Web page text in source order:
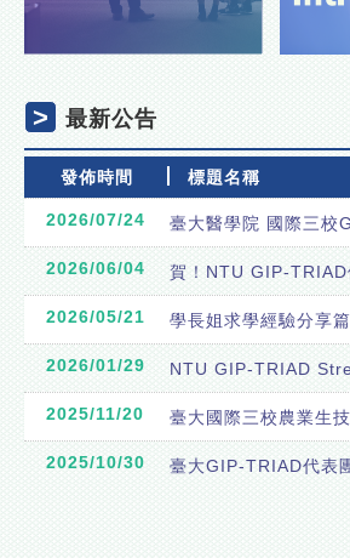
最新公告
發佈時間 標題名稱
2026/07/24
2026/06/04
2026/05/21 學長姐求學經驗分享篇
2026/01/29
2025/11/20
2025/10/30